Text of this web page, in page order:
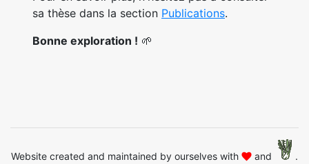
sa thèse dans la section Publications.
Bonne exploration ! 🌱
Website created and maintained by ourselves with and .